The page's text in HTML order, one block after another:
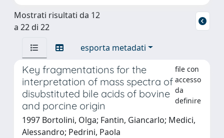
Mostrati risultati da 12
a 22 di 22
esporta metadati
Key fragmentations for the
interpretation of mass spectra of
disubstituted bile acids of bovine
and porcine origin
file con
accesso
da
definire
1997 Bortolini, Olga; Fantin, Giancarlo; Medici,
Alessandro; Pedrini, Paola